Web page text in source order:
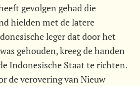
gevolgen gehad die
hielden met de latere
leger dat door het
gehouden, kreeg de handen
Indonesische Staat te richten.
de verovering van Nieuw